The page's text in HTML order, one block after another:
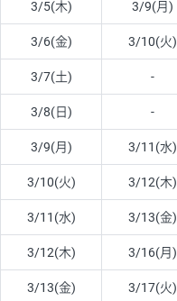
3/5(木) 3/9(月)
3/6(金) 3/10(火)
3/7(土) -
3/8(日) -
3/9(月) 3/11(水)
3/10(火) 3/12(木)
3/11(水) 3/13(金)
3/12(木) 3/16(月)
3/13(金) 3/17(火)